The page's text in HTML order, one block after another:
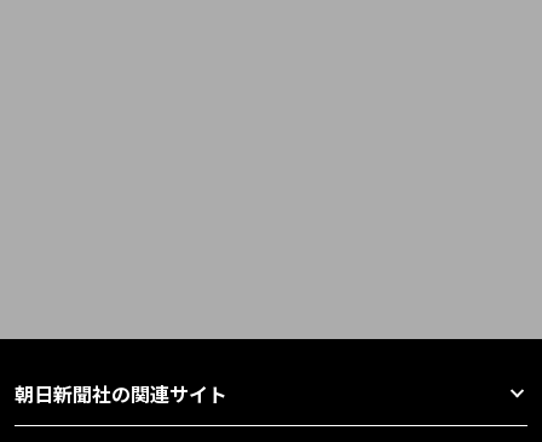
朝日新聞社の関連サイト